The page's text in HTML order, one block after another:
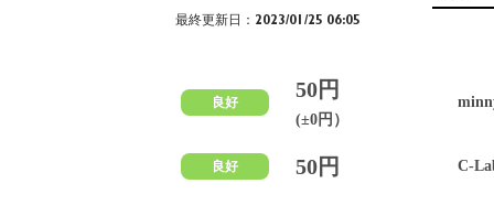
最終更新日：2023/01/25 06:05
良好
50円
(±0円）
良好 50円 C-